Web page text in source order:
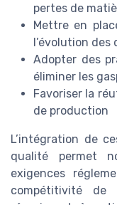
pertes de
Mettre en
l’évolution
Adopter des
éliminer les
Favoriser la
de production
L’intégration de
qualité permet
exigences
compétitivité de